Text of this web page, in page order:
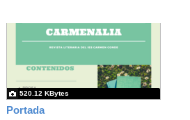
Portada
520.12 KBytes